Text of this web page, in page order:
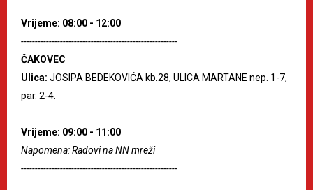
Vrijeme: 08:00 - 12:00
--------------------------------------------------------
ČAKOVEC
Ulica: JOSIPA BEDEKOVIĆA kb.28, ULICA MARTANE nep. 1-7,
par. 2-4.
Vrijeme: 09:00 - 11:00
Napomena: Radovi na NN mreži
--------------------------------------------------------